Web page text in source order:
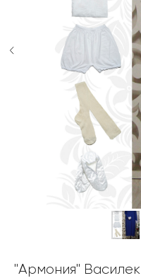
"Армония" Василек